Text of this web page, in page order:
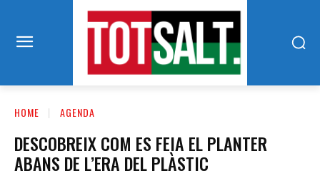
HOME AGENDA
DESCOBREIX COM ES FEIA EL PLANTER
ABANS DE L’ERA DEL PLÀSTIC